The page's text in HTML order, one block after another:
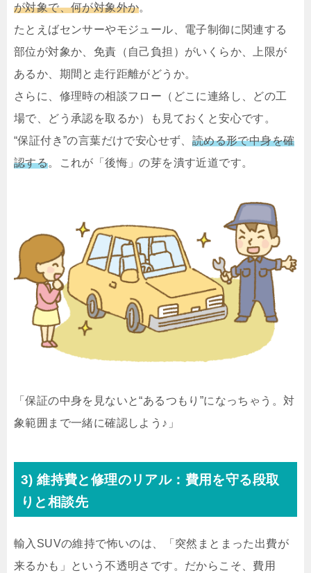
が対象で、何が対象外か。
たとえばセンサーやモジュール、電子制御に関連する
部位が対象か、免責（自己負担）がいくらか、上限が
あるか、期間と走行距離がどうか。
さらに、修理時の相談フロー（どこに連絡し、どの工
場で、どう承認を取るか）も見ておくと安心です。
“保証付き”の言葉だけで安心せず、 読める形で中身を確
認する。これが「後悔」の芽を潰す近道です。
「保証の中身を見ないと“あるつもり”になっちゃう。対
象範囲まで一緒に確認しよう♪」
3) 維持費と修理のリアル：費用を守る段取
りと相談先
輸入SUVの維持で怖いのは、「突然まとまった出費が
来るかも」という不透明さです。だからこそ、費用